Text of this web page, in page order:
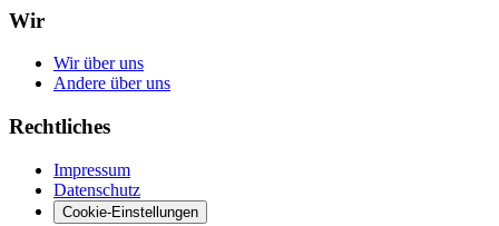
Wir
Wir über uns
Andere über uns
Rechtliches
Impressum
Datenschutz
Cookie-Einstellungen